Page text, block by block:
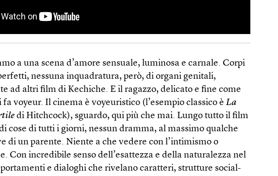
a una scena d’amore sensuale, luminosa e carnale. Corpi
nessuna inquadratura, però, di organi genitali,
ad altri film di Kechiche. E il ragazzo, delicato e fine come
fa voyeur. Il cinema è voyeuristico (l’esempio classico èLa
di Hitchcock), sguardo, qui più che mai. Lungo tutto il film
cose di tutti i giorni, nessun dramma, al massimo qualche
di un parente. Niente a che vedere con l’intimismo o
Con incredibile senso dell’esattezza e della naturalezza nel
e dialoghi che rivelano caratteri, strutture social-